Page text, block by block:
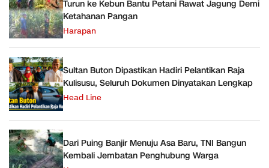
Turun ke Kebun Bantu Petani Rawat Jagung Demi
Ketahanan Pangan
Harapan
Sultan Buton Dipastikan Hadiri Pelantikan Raja
Kulisusu, Seluruh Dokumen Dinyatakan Lengkap
Head Line
Dari Puing Banjir Menuju Asa Baru, TNI Bangun
Kembali Jembatan Penghubung Warga